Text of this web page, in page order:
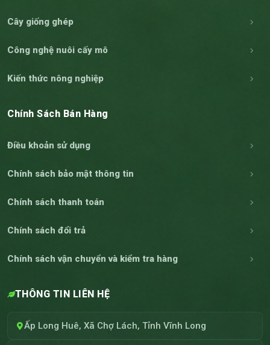
Cây giống ghép
Công nghệ nuôi cấy mô
Kiến thức nông nghiệp
Chính Sách Bán Hàng
Điều khoản sử dụng
Chính sách bảo mật thông tin
Chính sách thanh toán
Chính sách đổi trả
Chính sách vận chuyển và kiểm tra hàng
THÔNG TIN LIÊN HỆ
Ấp Long Huê, Xã Chợ Lách, Tỉnh Vĩnh Long